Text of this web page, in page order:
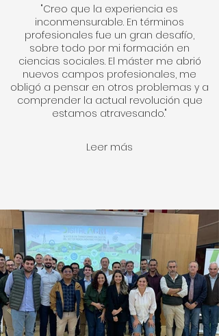
"Creo que la experiencia es
inconmensurable. En términos
profesionales fue un gran desafío,
sobre todo por mi formación en
ciencias sociales. El máster me abrió
nuevos campos profesionales, me
obligó a pensar en otros problemas y a
comprender la actual revolución que
estamos atravesando."
Leer más